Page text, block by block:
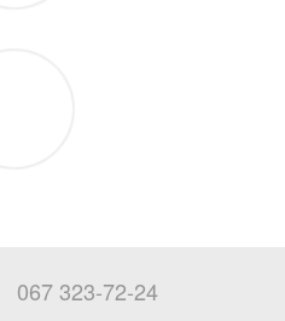
067 323-72-24